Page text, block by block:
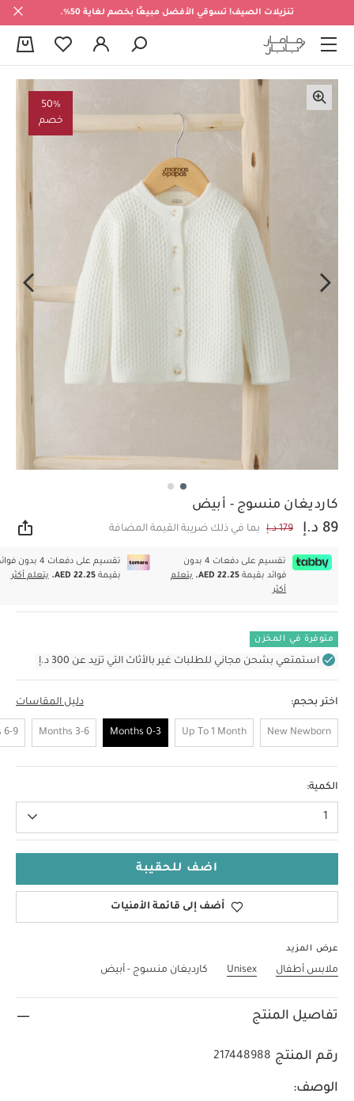
تنزيلات الصيف! تسوقي الأفضل مبيعًا بخصم لغاية 50%.
50%
خصم
كارديغان منسوج - أبيض
89 د.إ 179 د.إ بما في ذلك ضريبة القيمة المضافة
تقسيم على دفعات 4 بدون
فوائد بقيمة AED 22.25.
يتعلم
أكثر
تقسيم على دفعات 4 بدون
بقيمةAED 22.25. يتعلم أكثر
متوفرة في المخزن
استمتعي بشحن مجاني للطلبات غير بالأثاث التي تزيد عن 300 د.إ
اختر بحجم: دليل المقاسات
New Newborn
Up To 1 Month
0-3 Months
3-6 Months
6-9 Months
الكمية:
1
اضف للحقيبة
أضف إلى قائمة الأمنيات
عرض المزيد
ملابس أطفال Unisex كارديغان منسوج - أبيض
تفاصيل المنتج
رقم المنتج 217448988
الوصف: